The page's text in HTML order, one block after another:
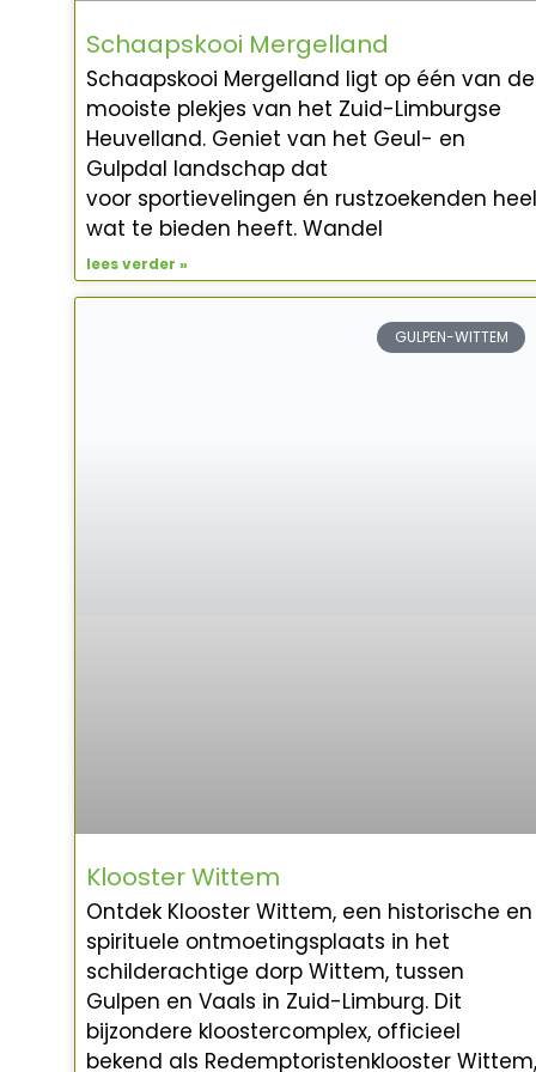
Schaapskooi Mergelland
Schaapskooi Mergelland ligt op één van de
mooiste plekjes van het Zuid-Limburgse
Heuvelland. Geniet van het Geul- en
Gulpdal landschap dat
voor sportievelingen én rustzoekenden heel
wat te bieden heeft. Wandel
lees verder »
GULPEN-WITTEM
Klooster Wittem
Ontdek Klooster Wittem, een historische en
spirituele ontmoetingsplaats in het
schilderachtige dorp Wittem, tussen
Gulpen en Vaals in Zuid-Limburg. Dit
bijzondere kloostercomplex, officieel
bekend als Redemptoristenklooster Wittem,